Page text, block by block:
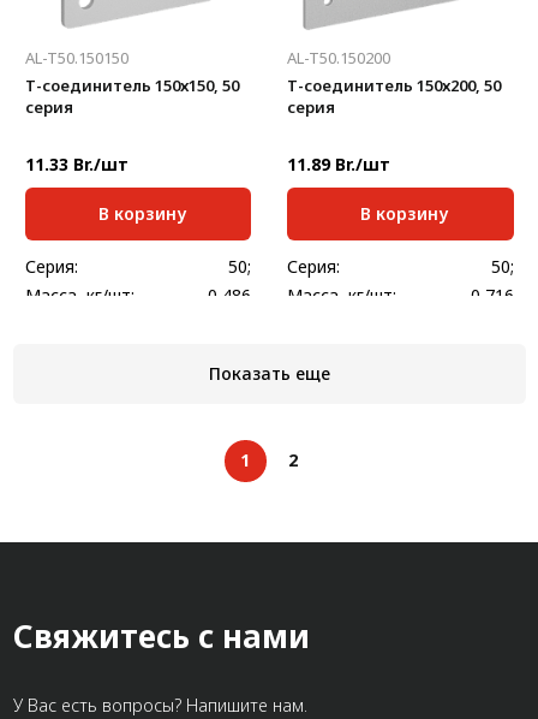
AL-T50.150150
Т-соединитель 150х150, 50
серия
11.33 Br./шт
В корзину
Серия:
50;
Масса, кг/шт:
0,486
AL-T50.150200
Т-соединитель 150х200, 50
серия
11.89 Br./шт
В корзину
Серия:
50;
Масса, кг/шт:
0,716
Показать еще
1 2
Свяжитесь с нами
У Вас есть вопросы? Напишите нам.